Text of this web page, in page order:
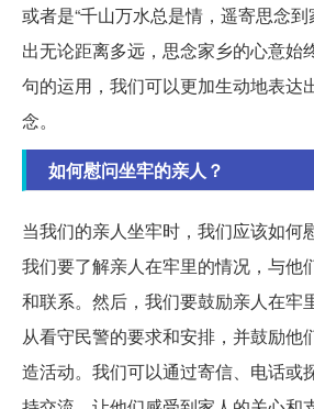
或者是“千山万水总是情，遥寄思念
出无论距离多远，思念家乡的心意始
句的运用，我们可以更加生动地表达
念。
如何慰问坐牢的亲人？
当我们的亲人坐牢时，我们应该如何
我们要了解亲人在牢里的情况，与他
和联系。然后，我们要鼓励亲人在牢
从看守民警的要求和安排，并鼓励他
造活动。我们可以通过寄信、电话或